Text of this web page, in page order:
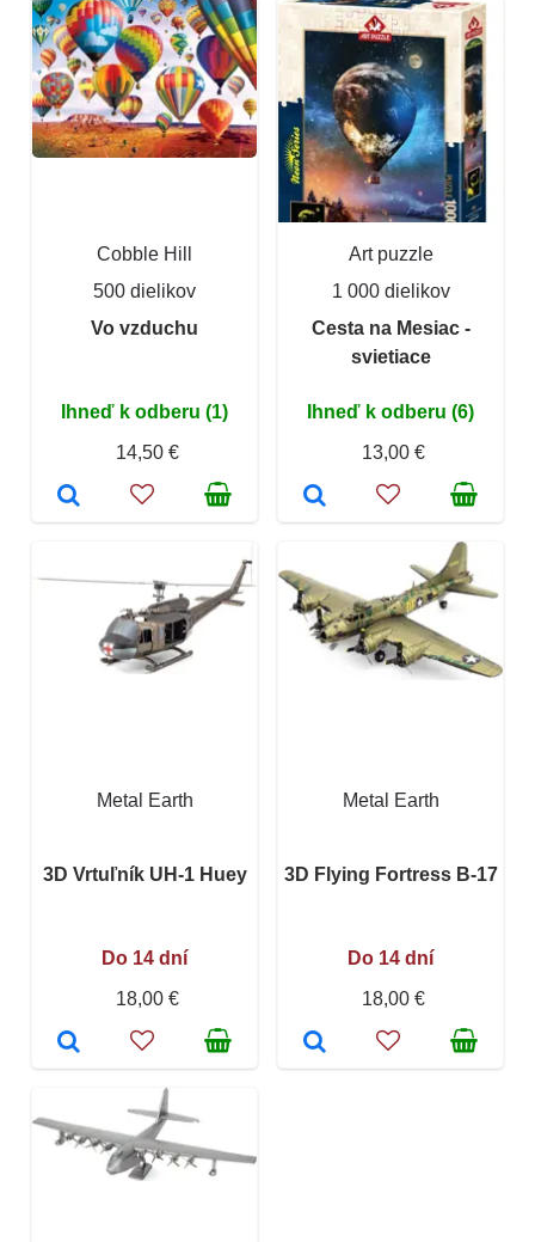
Cobble Hill
500 dielikov
Vo vzduchu
Ihneď k odberu (1)
14,50 €
Art puzzle
1 000 dielikov
Cesta na Mesiac -
svietiace
Ihneď k odberu (6)
13,00 €
Metal Earth
3D Vrtuľník UH-1 Huey
Do 14 dní
18,00 €
Metal Earth
3D Flying Fortress B-17
Do 14 dní
18,00 €